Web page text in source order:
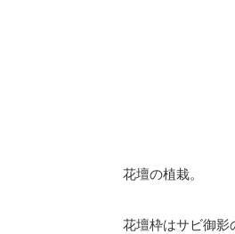
花壇の植栽。
花壇枠はサビ御影